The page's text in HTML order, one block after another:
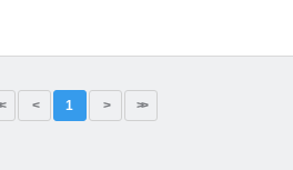
< 1 > >>